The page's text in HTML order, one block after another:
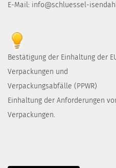
E-Mail: info@schluessel-
Bestätigung der Einhaltung der
Verpackungen und
Verpackungsabfälle (PPWR)
Einhaltung der Anforderungen
Verpackungen.